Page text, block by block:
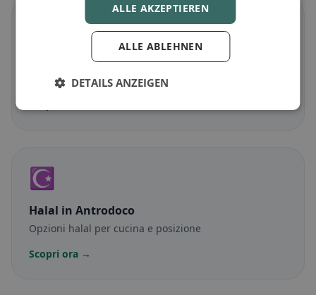
Senza glutinein Antrodoco
Opzioni senza glutine e consigli della community
☪️
Halal in Antrodoco
Opzioni halal per cucina e posizione
Scopri ora →
ALLE AKZEPTIEREN
ALLE ABLEHNEN
DETAILS ANZEIGEN